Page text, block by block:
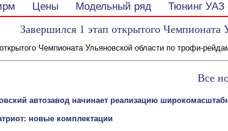
Цены Модельный ряд Тюнинг УАЗ
Завершился 1 этап открытого Чемпионата
Чемпионата Ульяновской области по трофи-
Все
автозавод начинает реализацию
новые комплектации